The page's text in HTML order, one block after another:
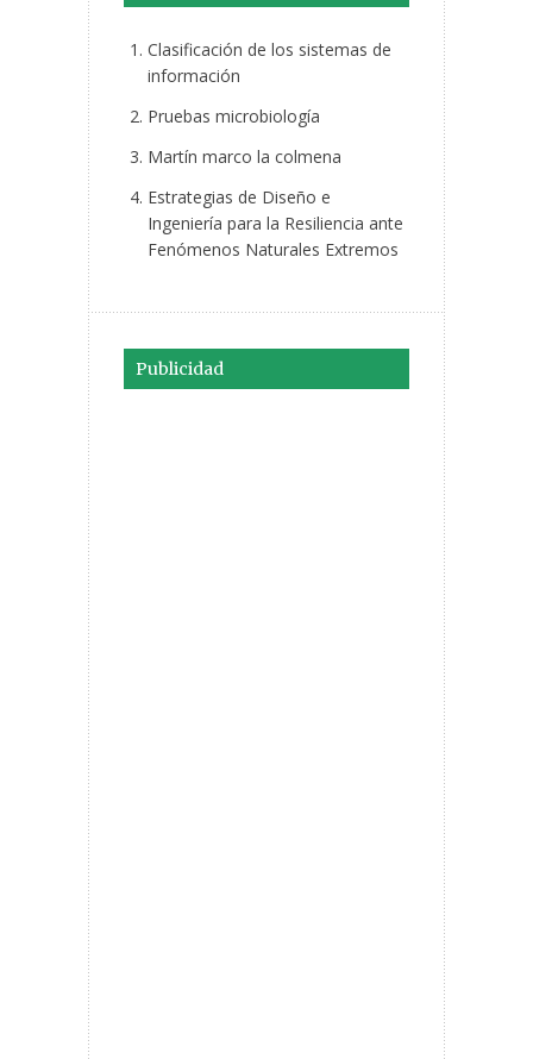
Clasificación de los sistemas de
información
Pruebas microbiología
Martín marco la colmena
Estrategias de Diseño e
Ingeniería para la Resiliencia ante
Fenómenos Naturales Extremos
Publicidad